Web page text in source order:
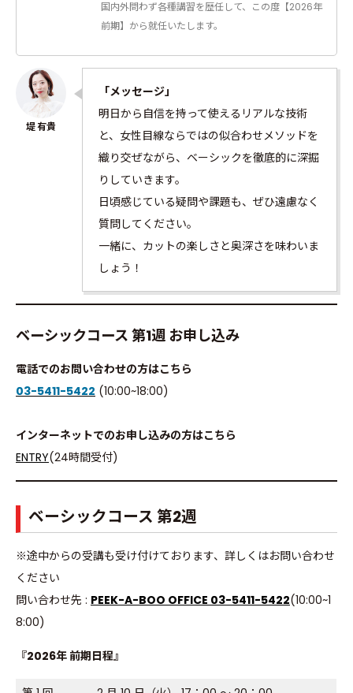
国内外問わず各種講習を歴任して、この度【2026年
前期】から就任いたします。
「メッセージ」
明日から自信を持って使えるリアルな技術
と、女性目線ならではの似合わせメソッドを
織り交ぜながら、ベーシックを徹底的に深掘
りしていきます。
日頃感じている疑問や課題も、ぜひ遠慮なく
質問してください。
一緒に、カットの楽しさと奥深さを味わいま
しょう！
ベーシックコース 第1週 お申し込み
電話でのお問い合わせの方はこちら
03-5411-5422 (10:00~18:00)
インターネットでのお申し込みの方はこちら
ENTRY(24時間受付)
ベーシックコース 第2週
※途中からの受講も受け付けております、詳しくはお問い合わせ
ください
問い合わせ先 : PEEK-A-BOO OFFICE 03-5411-5422(10:00~1
8:00)
『2026年 前期日程』
Home
Q&A
Guide
Lecturers
Access